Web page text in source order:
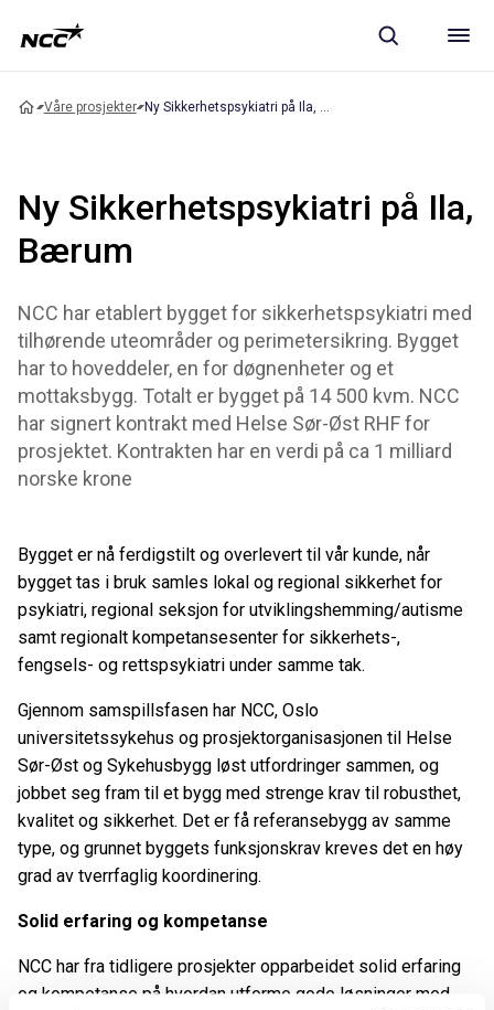
Våre prosjekter
Ny Sikkerhetspsykiatri på Ila,
Bærum
NCC har etablert bygget for sikkerhetspsykiatri med
tilhørende uteområder og perimetersikring. Bygget
har to hoveddeler, en for døgnenheter og et
mottaksbygg. Totalt er bygget på 14 500 kvm. NCC
har signert kontrakt med Helse Sør-Øst RHF for
prosjektet. Kontrakten har en verdi på ca 1 milliard
norske krone
Bygget er nå ferdigstilt og overlevert til vår kunde, når
bygget tas i bruk samles lokal og regional sikkerhet for
psykiatri, regional seksjon for utviklingshemming/autisme
samt regionalt kompetansesenter for sikkerhets-,
fengsels- og rettspsykiatri under samme tak.
Gjennom samspillsfasen har NCC, Oslo
universitetssykehus og prosjektorganisasjonen til Helse
Sør-Øst og Sykehusbygg løst utfordringer sammen, og
jobbet seg fram til et bygg med strenge krav til robusthet,
kvalitet og sikkerhet. Det er få referansebygg av samme
type, og grunnet byggets funksjonskrav kreves det en høy
grad av tverrfaglig koordinering.
Solid erfaring og kompetanse
NCC har fra tidligere prosjekter opparbeidet solid erfaring
og kompetanse på hvordan utforme gode løsninger med